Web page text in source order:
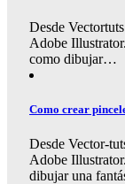
Desde
Adobe
como dibujar…
Como crear
Desde Vector-
Adobe
dibujar una